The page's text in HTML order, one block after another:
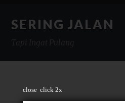
close click 2x
SERING JALAN